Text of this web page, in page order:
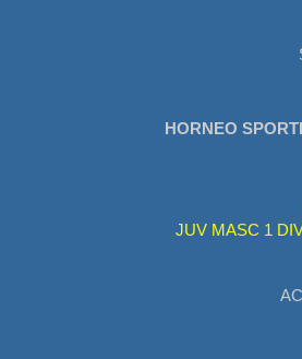
HORNEO
JUV MASC 1